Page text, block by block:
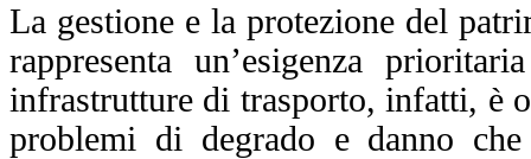
La gestione e la protezione del
rappresenta un’esigenza
infrastrutture di trasporto, infatti, è
problemi di degrado e danno